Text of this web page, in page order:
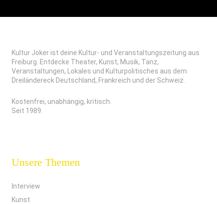
Kultur Joker ist deine Kultur- und Veranstaltungszeitung aus
Freiburg. Entdecke Theater, Kunst, Musik, Tanz,
Veranstaltungen, Lokales und Kulturpolitisches aus dem
Dreiländereck Deutschland, Frankreich und der Schweiz.
Kostenfrei, unabhängig, kritisch.
Seit 1989.
Unsere Themen
Interview
Kunst